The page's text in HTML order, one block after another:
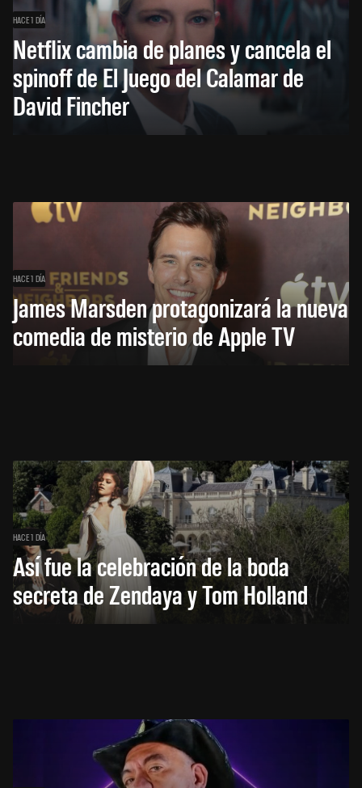
HACE 1 DÍA
Netflix cambia de planes y cancela el
spinoff de El Juego del Calamar de
David Fincher
HACE 1 DÍA
James Marsden protagonizará la nueva
comedia de misterio de Apple TV
HACE 1 DÍA
Así fue la celebración de la boda
secreta de Zendaya y Tom Holland